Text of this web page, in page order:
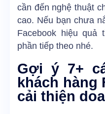
cần đến nghệ thuật
cao. Nếu bạn chưa
Facebook hiệu quả
phần tiếp theo nhé.
Gợi ý 7+
khách hàng
cải thiện